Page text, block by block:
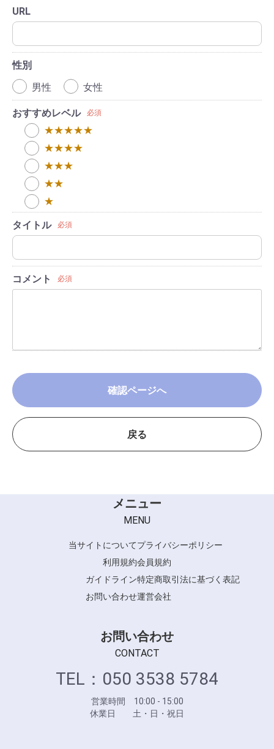
URL
性別
男性
女性
おすすめレベル 必須
★★★★★
★★★★
★★★
★★
★
タイトル 必須
コメント 必須
確認ページへ
戻る
メニュー
MENU
当サイトについてプライバシーポリシー
利用規約会員規約
ガイドライン特定商取引法に基づく表記
お問い合わせ運営会社
お問い合わせ
CONTACT
TEL：050 3538 5784
営業時間 10:00 - 15:00
休業日 土・日・祝日